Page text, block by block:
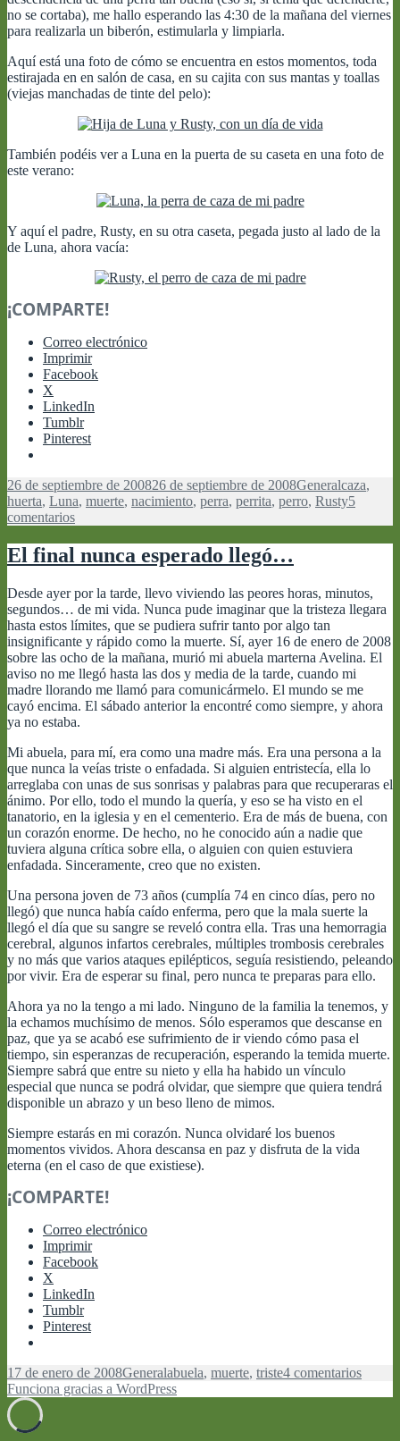
no se cortaba), me hallo esperando las 4:30 de la mañana del viernes
para realizarla un biberón, estimularla y limpiarla.
Aquí está una foto de cómo se encuentra en estos momentos, toda
estirajada en en salón de casa, en su cajita con sus mantas y toallas
(viejas manchadas de tinte del pelo):
También podéis ver a Luna en la puerta de su caseta en una foto de
este verano:
Y aquí el padre, Rusty, en su otra caseta, pegada justo al lado de la
de Luna, ahora vacía:
¡COMPARTE!
Correo electrónico
Imprimir
Facebook
X
LinkedIn
Tumblr
Pinterest
Publicado
el
26 de septiembre de 200826 de septiembre de 2008Categorías
GeneralEtiquetas
caza,
huerta, Luna, muerte, nacimiento, perra, perrita, perro, Rusty5
comentariosen
más
y
menos
en
la
familia
El final nunca esperado llegó…
Desde ayer por la tarde, llevo viviendo las peores horas, minutos,
segundos… de mi vida. Nunca pude imaginar que la tristeza llegara
hasta estos límites, que se pudiera sufrir tanto por algo tan
insignificante y rápido como la muerte. Sí, ayer 16 de enero de 2008
sobre las ocho de la mañana, murió mi abuela marterna Avelina. El
aviso no me llegó hasta las dos y media de la tarde, cuando mi
madre llorando me llamó para comunicármelo. El mundo se me
cayó encima. El sábado anterior la encontré como siempre, y ahora
ya no estaba.
Mi abuela, para mí, era como una madre más. Era una persona a la
que nunca la veías triste o enfadada. Si alguien entristecía, ella lo
arreglaba con unas de sus sonrisas y palabras para que recuperaras el
ánimo. Por ello, todo el mundo la quería, y eso se ha visto en el
tanatorio, en la iglesia y en el cementerio. Era de más de buena, con
un corazón enorme. De hecho, no he conocido aún a nadie que
tuviera alguna crítica sobre ella, o alguien con quien estuviera
enfadada. Sinceramente, creo que no existen.
Una persona joven de 73 años (cumplía 74 en cinco días, pero no
llegó) que nunca había caído enferma, pero que la mala suerte la
llegó el día que su sangre se reveló contra ella. Tras una hemorragia
cerebral, algunos infartos cerebrales, múltiples trombosis cerebrales
y no más que varios ataques epilépticos, seguía resistiendo, peleando
por vivir. Era de esperar su final, pero nunca te preparas para ello.
Ahora ya no la tengo a mi lado. Ninguno de la familia la tenemos, y
la echamos muchísimo de menos. Sólo esperamos que descanse en
paz, que ya se acabó ese sufrimiento de ir viendo cómo pasa el
tiempo, sin esperanzas de recuperación, esperando la temida muerte.
Siempre sabrá que entre su nieto y ella ha habido un vínculo
especial que nunca se podrá olvidar, que siempre que quiera tendrá
disponible un abrazo y un beso lleno de mimos.
Siempre estarás en mi corazón. Nunca olvidaré los buenos
momentos vividos. Ahora descansa en paz y disfruta de la vida
eterna (en el caso de que existiese).
¡COMPARTE!
Correo electrónico
Imprimir
Facebook
X
LinkedIn
Tumblr
Pinterest
Publicado
el
17 de enero de 2008Categorías
GeneralEtiquetas
abuela, muerte, triste4 comentariosen
Funciona gracias a WordPress